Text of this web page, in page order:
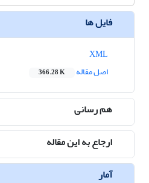
فایل ها
اصل مقاله
366.28 K
هم رسانی
ارجاع به این مقاله
آمار